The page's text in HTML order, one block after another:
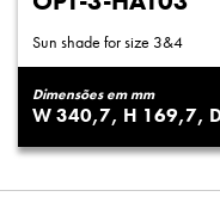
Sun shade for size 3&4
Dimensões em mm
340,7 169,7